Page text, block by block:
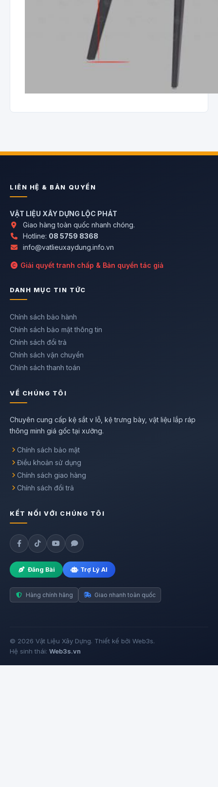
LIÊN HỆ & BẢN QUYỀN
VẬT LIỆU XÂY DỰNG LỘC PHÁT
Giao hàng toàn quốc nhanh chóng.
Hotline: 08 5759 8368
info@vatlieuxaydung.info.vn
Giải quyết tranh chấp & Bản quyền tác giả
DANH MỤC TIN TỨC
Chính sách bảo hành
Chính sách bảo mật thông tin
Chính sách đổi trả
Chính sách vận chuyển
Chính sách thanh toán
VỀ CHÚNG TÔI
Chuyên cung cấp kệ sắt v lỗ, kệ trưng bày, vật liệu lắp ráp
thông minh giá gốc tại xưởng.
Chính sách bảo mật
Điều khoản sử dụng
Chính sách giao hàng
Chính sách đổi trả
KẾT NỐI VỚI CHÚNG TÔI
Đăng Bài Trợ Lý AI
Hàng chính hãng Giao nhanh toàn quốc
© 2026 Vật Liệu Xây Dựng. Thiết kế bởi Web3s.
Hệ sinh thái: Web3s.vn